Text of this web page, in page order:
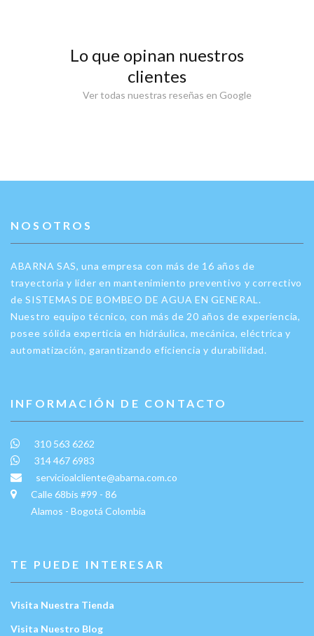
Lo que opinan nuestros
clientes
Ver todas nuestras reseñas en Google
NOSOTROS
ABARNA SAS, una empresa con más de 16 años de
trayectoria y líder en mantenimiento preventivo y correctivo
de SISTEMAS DE BOMBEO DE AGUA EN GENERAL.
Nuestro equipo técnico, con más de 20 años de experiencia,
posee sólida experticia en hidráulica, mecánica, eléctrica y
automatización, garantizando eficiencia y durabilidad.
INFORMACIÓN DE CONTACTO
310 563 6262
314 467 6983
servicioalcliente@abarna.com.co
Calle 68bis #99 - 86
Alamos - Bogotá Colombia
TE PUEDE INTERESAR
Visita Nuestra Tienda
Visita Nuestro Blog